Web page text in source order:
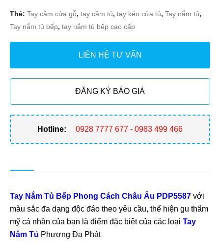
Thẻ: Tay cầm cửa gỗ, tay cầm tủ, tay kéo cửa tủ, Tay nắm tủ,
Tay nắm tủ bếp, tay nắm tủ bếp cao cấp
LIÊN HỆ TƯ VẤN
ĐĂNG KÝ BÁO GIÁ
Hotline: 0928 7777 677 - 0983 499 466
Tay Nắm Tủ Bếp Phong Cách Châu Âu PDP5587 với
màu sắc đa dạng độc đáo theo yêu cầu, thể hiện gu thẩm
mỹ cá nhân của bạn là điểm đặc biệt của các loại Tay
Nắm Tủ Phương Đa Phát